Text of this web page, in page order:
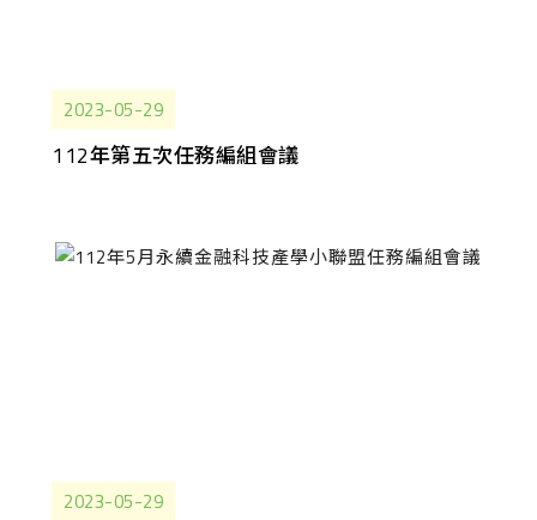
2023-05-29
112年第五次任務編組會議
2023-05-29